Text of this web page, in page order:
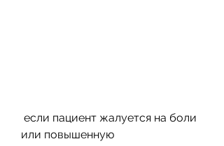
или повышенную